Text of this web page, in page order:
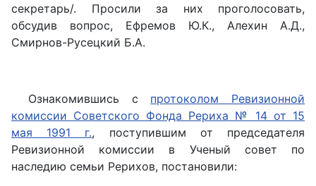
секретарь/. Просили за них проголосовать,
обсудив вопрос, Ефремов Ю.К., Алехин А.Д.,
Смирнов-Русецкий Б.А.
Ознакомившись с протоколом Ревизионной
комиссии Советского Фонда Рериха № 14 от 15
мая 1991 г., поступившим от председателя
Ревизионной комиссии в Ученый совет по
наследию семьи Рерихов, постановили: